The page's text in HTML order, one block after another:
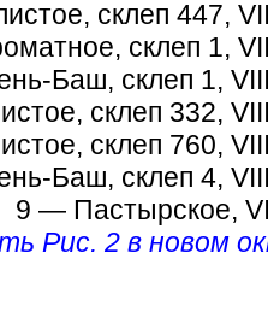
склеп 447,
склеп 1,
Баш, склеп 1,
склеп 332,
склеп 760,
Баш, склеп 4,
9 — Пастырское,
Рис. 2 в новом